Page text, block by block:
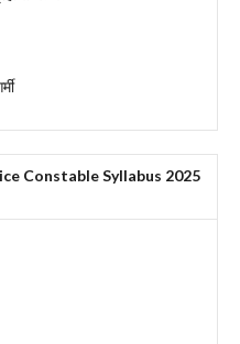
Constable Syllabus 2025